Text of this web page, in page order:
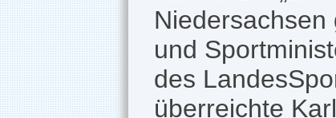
und
des
überreichte